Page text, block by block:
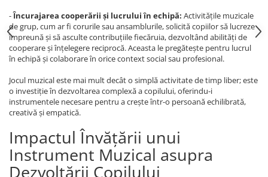
-Încurajarea cooperării și lucrului în echipă: Activitățile muzicale
de grup, cum ar fi corurile sau ansamblurile, solicită copiilor să lucreze
împreună și să asculte contribuțiile fiecăruia, dezvoltând abilități de
cooperare și înțelegere reciprocă. Aceasta le pregătește pentru lucrul
în echipă și colaborare în orice context social sau profesional.
Jocul muzical este mai mult decât o simplă activitate de timp liber; este
o investiție în dezvoltarea complexă a copilului, oferindu-i
instrumentele necesare pentru a crește într-o persoană echilibrată,
creativă și empatică.
Impactul Învățării unui
Instrument Muzical asupra
Dezvoltării Copilului